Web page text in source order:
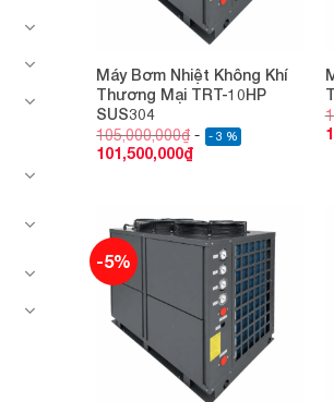
Máy Bơm Nhiệt Không Khí
Thương Mại TRT-10HP
SUS304
105,000,000₫ - 3 %
101,500,000₫
-5%